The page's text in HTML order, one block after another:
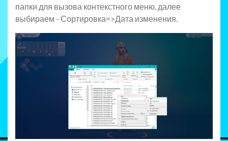
папки для вызова контекстного меню, далее
выбираем - Сортировка=>Дата изменения.